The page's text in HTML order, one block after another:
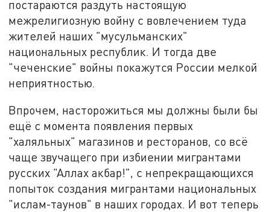
постараются раздуть настоящую
межрелигиозную войну с вовлечением туда
жителей наших "мусульманских"
национальных республик. И тогда две
"чеченские" войны покажутся России мелкой
неприятностью.
Впрочем, насторожиться мы должны были бы
ещё с момента появления первых
"халяльных" магазинов и ресторанов, со всё
чаще звучащего при избиении мигрантами
русских "Аллах акбар!", с непрекращающихся
попыток создания мигрантами национальных
"ислам-таунов" в наших городах. И вот теперь